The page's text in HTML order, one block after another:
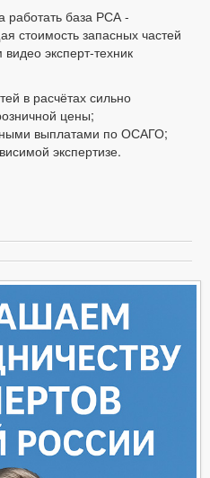
работать база РСА -
стоимость запасных частей
эксперт-техник
в расчётах сильно
цены;
выплатами по ОСАГО;
экспертизе.